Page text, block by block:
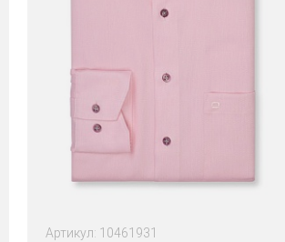
Артикул: 10461931